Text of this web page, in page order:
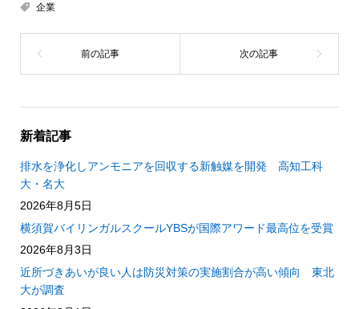
企業
新着記事
排水を浄化しアンモニアを回収する新触媒を開発 高知工科
大・名大
2026年8月5日
横須賀バイリンガルスクールYBSが国際アワード最高位を受賞
2026年8月3日
近所づきあいが良い人は防災対策の実施割合が高い傾向 東北
大が調査